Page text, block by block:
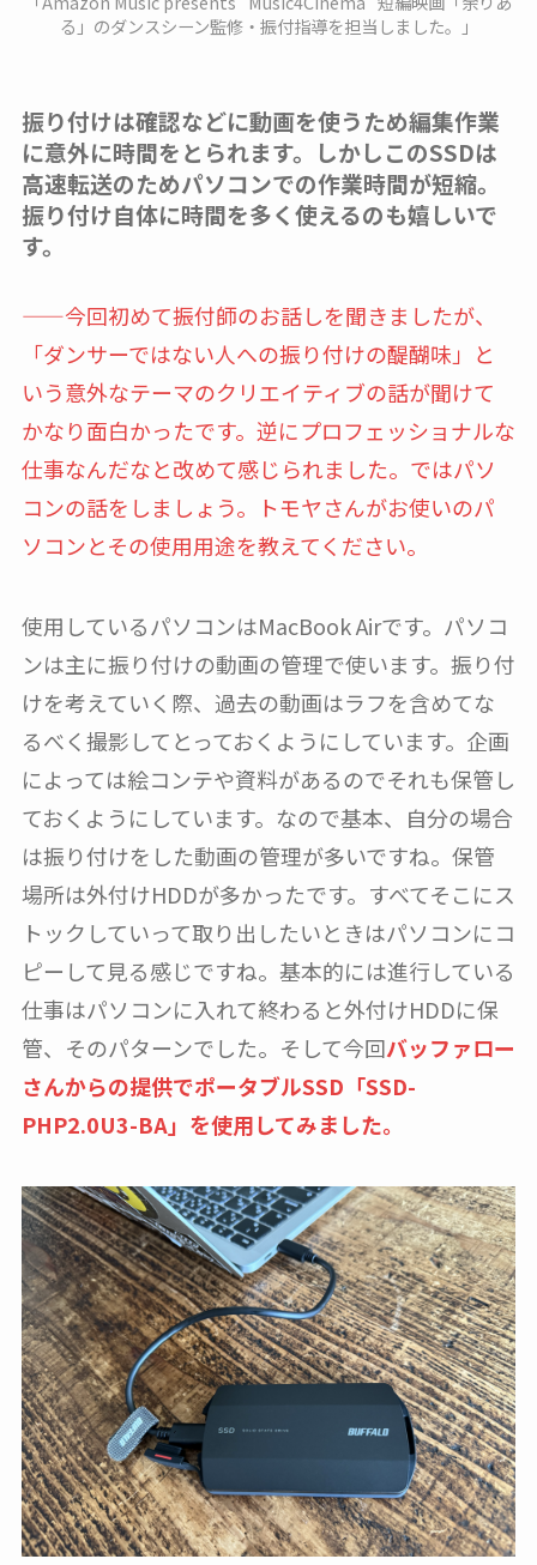
る」のダンスシーン監修・振付指導を担当しました。」
振り付けは確認などに動画を使うため編集作業
に意外に時間をとられます。しかしこのSSDは
高速転送のためパソコンでの作業時間が短縮。
振り付け自体に時間を多く使えるのも嬉しいで
す。
——今回初めて振付師のお話しを聞きましたが、
「ダンサーではない人への振り付けの醍醐味」と
いう意外なテーマのクリエイティブの話が聞けて
かなり面白かったです。逆にプロフェッショナルな
仕事なんだなと改めて感じられました。ではパソ
コンの話をしましょう。トモヤさんがお使いのパ
ソコンとその使用用途を教えてください。
使用しているパソコンはMacBook Airです。パソコ
ンは主に振り付けの動画の管理で使います。振り付
けを考えていく際、過去の動画はラフを含めてな
るべく撮影してとっておくようにしています。企画
によっては絵コンテや資料があるのでそれも保管し
ておくようにしています。なので基本、自分の場合
は振り付けをした動画の管理が多いですね。保管
場所は外付けHDDが多かったです。すべてそこにス
トックしていって取り出したいときはパソコンにコ
ピーして見る感じですね。基本的には進行している
仕事はパソコンに入れて終わると外付けHDDに保
管、そのパターンでした。そして今回バッファロー
さんからの提供でポータブルSSD「SSD-
PHP2.0U3-BA」を使用してみました。